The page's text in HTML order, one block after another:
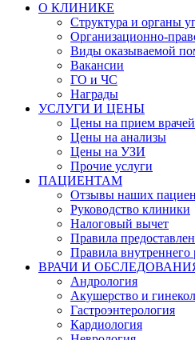
О КЛИНИКЕ
Структура и органы
Организационно-
Виды оказываемой
Вакансии
ГО и ЧС
Награды
УСЛУГИ И ЦЕНЫ
Цены на прием
Цены на анализы
Цены на УЗИ
Прочие услуги
ПАЦИЕНТАМ
Отзывы наших
Руководство клиники
Налоговый вычет
Правила
Правила внутреннего
ВРАЧИ И
Андрология
Акушерство и
Гастроэнтерология
Кардиология